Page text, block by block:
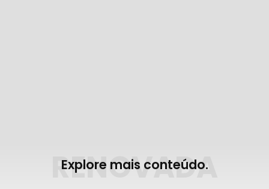
RENOVADA
Explore mais conteúdo.